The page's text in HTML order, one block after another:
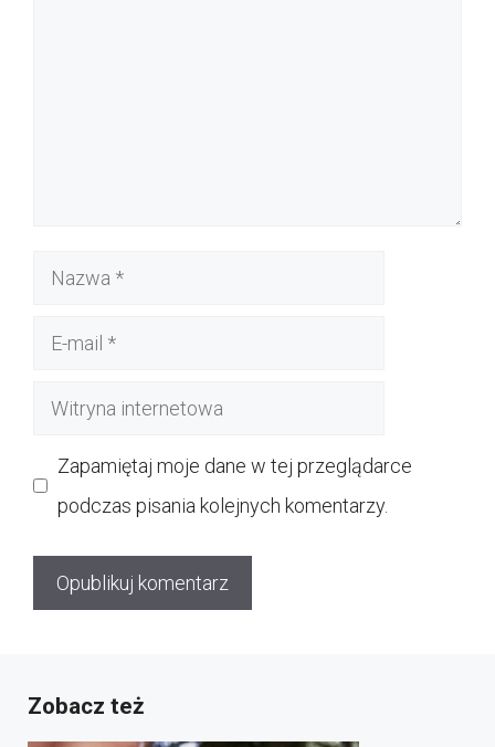
Nazwa
Witryna
Zapamiętaj moje dane w tej przeglądarce
podczas pisania kolejnych komentarzy.
Zobacz też